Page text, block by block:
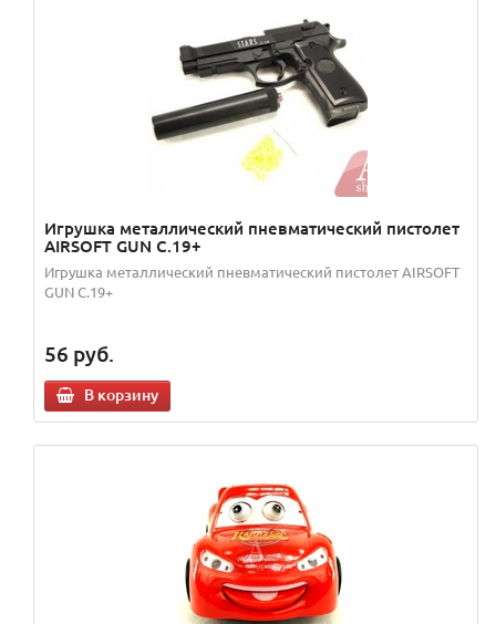
Игрушка металлический пневматический пистолет
AIRSOFT GUN С.19+
Игрушка металлический пневматический пистолет AIRSOFT
GUN С.19+
56 руб.
В корзину